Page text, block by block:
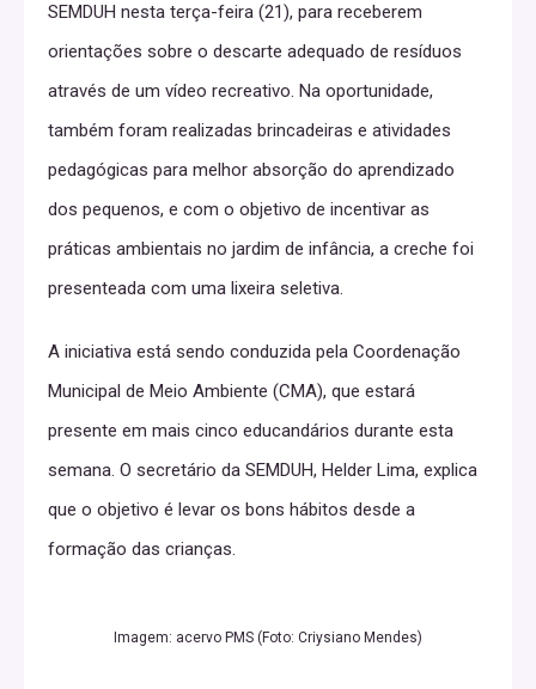
SEMDUH nesta terça-feira (21), para receberem
orientações sobre o descarte adequado de resíduos
através de um vídeo recreativo. Na oportunidade,
também foram realizadas brincadeiras e atividades
pedagógicas para melhor absorção do aprendizado
dos pequenos, e com o objetivo de incentivar as
práticas ambientais no jardim de infância, a creche foi
presenteada com uma lixeira seletiva.
A iniciativa está sendo conduzida pela Coordenação
Municipal de Meio Ambiente (CMA), que estará
presente em mais cinco educandários durante esta
semana. O secretário da SEMDUH, Helder Lima, explica
que o objetivo é levar os bons hábitos desde a
formação das crianças.
Breaking Down the
Imagem: acervo PMS (Foto: Criysiano Mendes)